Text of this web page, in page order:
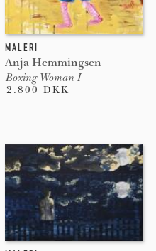
MALERI
Anja Hemmingsen
Boxing Woman I
2.800 DKK